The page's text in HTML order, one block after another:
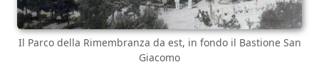
Il Parco della Rimembranza da est, in fondo il Bastione San
Giacomo